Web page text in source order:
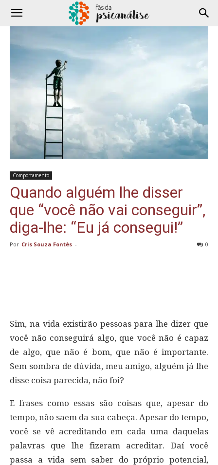
Comportamento
Quando alguém lhe disser
que “você não vai conseguir”,
diga-lhe: “Eu já consegui!”
Por Cris Souza Fontês - 0
Sim, na vida existirão pessoas para lhe dizer que
você não conseguirá algo, que você não é capaz
de algo, que não é bom, que não é importante.
Sem sombra de dúvida, meu amigo, alguém já lhe
disse coisa parecida, não foi?
E frases como essas são coisas que, apesar do
tempo, não saem da sua cabeça. Apesar do tempo,
você se vê acreditando em cada uma daquelas
palavras que lhe fizeram acreditar. Daí você
passa a vida sem saber do próprio potencial,